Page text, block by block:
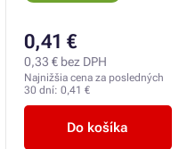
0,41 €
0,33 € bez DPH
Najnižšia cena za posledných
30 dní: 0,41 €
Do košíka